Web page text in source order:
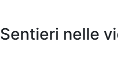
Sentieri nelle